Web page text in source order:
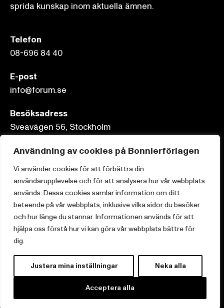
Användning av cookies på Bonnierförlagen
Vi använder cookies för att förbättra din
användarupplevelse och för att analysera hur vår webbplats
används. Dessa cookies samlar information om ditt
beteende på vår webbplats, inklusive vilka sidor du besöker
och hur länge du stannar. Informationen används för att
hjälpa oss förstå hur vi kan göra vår webbplats bättre för
dig.
Justera mina inställningar Neka alla
Acceptera alla
sprida kunskap inom aktuella ämnen.
Telefon
08-696 84 40
E-post
info@forum.se
Besöksadress
Sveavägen 56, Stockholm
Postadress
Box 3159, 103 63 Stockholm
Om Bonnierförlagen
Cookies
Integritetspolicy